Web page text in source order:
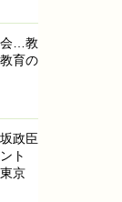
会…教
育の
政臣
ト
京